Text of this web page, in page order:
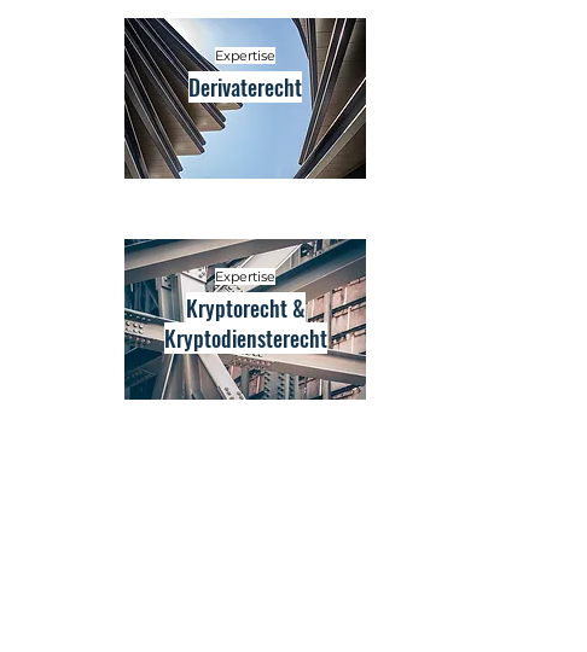
Expertise
Derivaterecht
Expertise
Kryptorecht &
Kryptodiensterecht